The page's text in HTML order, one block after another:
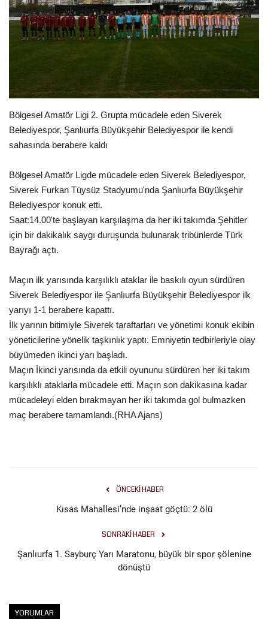
Gündem
Ekonomi
Siyaset
Galeriler
Yaşam
Künye
Sağlık
Kültür Sanat
Bölgesel Amatör Ligi 2. Grupta mücadele eden Siverek
Belediyespor, Şanlıurfa Büyükşehir Belediyespor ile kendi
sahasında berabere kaldı
Bölgesel Amatör Ligde mücadele eden Siverek Belediyespor,
Siverek Furkan Tüysüz Stadyumu'nda Şanlıurfa Büyükşehir
Belediyespor konuk etti.
Saat:14.00'te başlayan karşılaşma da her iki takımda Şehitler
için bir dakikalık saygı duruşunda bulunarak tribünlerde Türk
Bayrağı açtı.
Maçın ilk yarısında karşılıklı ataklar ile baskılı oyun sürdüren
Siverek Belediyespor ile Şanlıurfa Büyükşehir Belediyespor ilk
yarıyı 1-1 berabere kapattı.
İlk yarının bitimiyle Siverek taraftarları ve yönetimi konuk ekibin
yöneticilerine yönelik taşkınlık yaptı. Emniyetin tedbirleriyle olay
büyümeden ikinci yarı başladı.
Maçın İkinci yarısında da etkili oyununu sürdüren her iki takım
karşılıklı ataklarla mücadele etti. Maçın son dakikasına kadar
mücadeleyi elden bırakmayan her iki takımda gol bulmazken
maç berabere tamamlandı.(RHA Ajans)
ÖNCEKI HABER
Kısas Mahallesi’nde inşaat göçtü: 2 ölü
SONRAKI HABER
Şanlıurfa 1. Sayburç Yarı Maratonu, büyük bir spor şölenine
dönüştü
YORUMLAR